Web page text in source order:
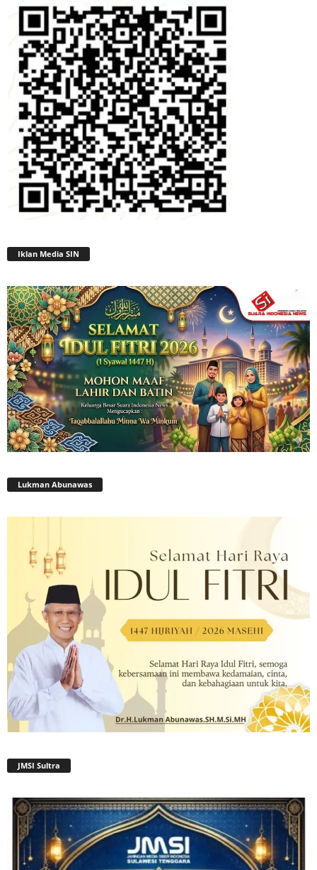
Iklan Media SIN
Lukman Abunawas
JMSI Sultra